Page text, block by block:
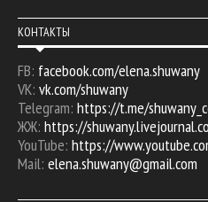
КОНТАКТЫ
FB: facebook.com/elena.shuwany
VK: vk.com/shuwany
Telegram: https://t.me/
ЖЖ: https://
YouTube: https://
Mail: elena.shuwany@gmail.com